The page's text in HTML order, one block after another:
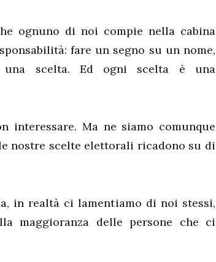
ognuno di noi compie nella cabina
fare un segno su un nome,
una scelta. Ed ogni scelta è una
interessare. Ma ne siamo comunque
nostre scelte elettorali ricadono su di
in realtà ci lamentiamo di noi stessi,
maggioranza delle persone che ci